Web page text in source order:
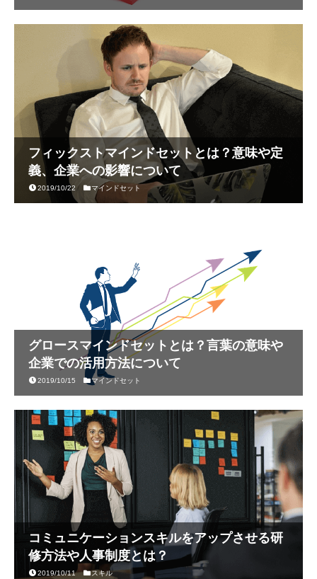
フィックストマインドセットとは？意味や定
義、企業への影響について
2019/10/22 マインドセット
グロースマインドセットとは？言葉の意味や
企業での活用方法について
2019/10/15 マインドセット
コミュニケーションスキルをアップさせる研
修方法や人事制度とは？
2019/10/11 スキル